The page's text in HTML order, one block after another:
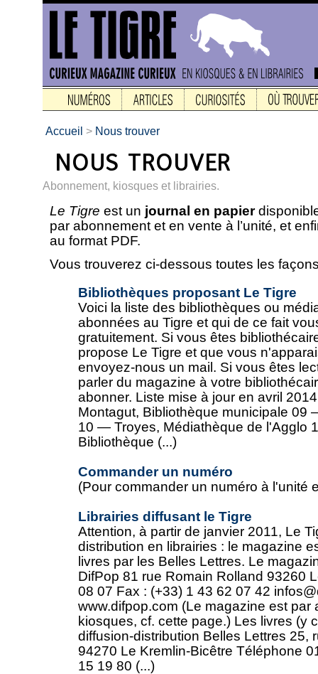
Accueil > Nous trouver
Abonnement, kiosques et librairies.
Le Tigre est un journal en papier
par abonnement et en vente à l’unité, et
au format PDF.
Vous trouverez ci-dessous toutes les
Bibliothèques proposant Le Tigre
Voici la liste des bibliothèques ou
abonnées au Tigre et qui de ce fait
gratuitement. Si vous êtes
propose Le Tigre et que vous
envoyez-nous un mail. Si vous êtes
parler du magazine à votre
abonner. Liste mise à jour en avril
Montagut, Bibliothèque municipale 09
10 — Troyes, Médiathèque de l'Agglo
Bibliothèque (...)
Commander un numéro
(Pour commander un numéro à l'unité
Librairies diffusant le Tigre
Attention, à partir de janvier 2011, Le
distribution en librairies : le magazine
livres par les Belles Lettres. Le
DifPop 81 rue Romain Rolland 93260
08 07 Fax : (+33) 1 43 62 07 42
www.difpop.com (Le magazine est par
kiosques, cf. cette page.) Les livres (y
diffusion-distribution Belles Lettres 25,
94270 Le Kremlin-Bicêtre Téléphone
15 19 80 (...)